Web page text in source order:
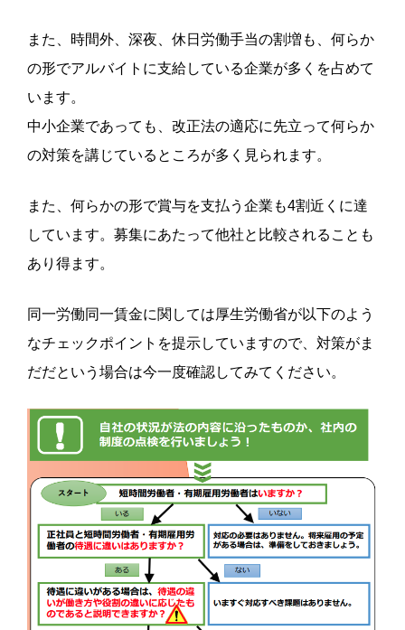
また、時間外、深夜、休日労働手当の割増も、何らか
の形でアルバイトに支給している企業が多くを占めて
います。
中小企業であっても、改正法の適応に先立って何らか
の対策を講じているところが多く見られます。
また、何らかの形で賞与を支払う企業も4割近くに達
しています。募集にあたって他社と比較されることも
あり得ます。
同一労働同一賃金に関しては厚生労働省が以下のよう
なチェックポイントを提示していますので、対策がま
だだという場合は今一度確認してみてください。